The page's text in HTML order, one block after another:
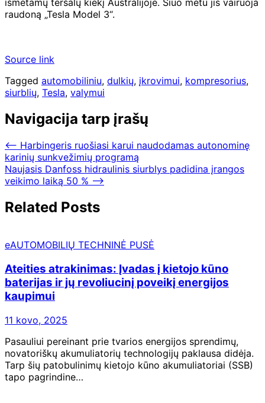
raudoną „Tesla Model 3“.
Source link
Tagged automobiliniu, dulkių, įkrovimui, kompresorius,
siurblių, Tesla, valymui
Navigacija tarp įrašų
⟵ Harbingeris ruošiasi karui naudodamas autonominę
karinių sunkvežimių programą
Naujasis Danfoss hidraulinis siurblys padidina įrangos
veikimo laiką 50 % ⟶
Related Posts
eAUTOMOBILIŲ TECHNINĖ PUSĖ
Ateities atrakinimas: Įvadas į kietojo kūno
baterijas ir jų revoliucinį poveikį energijos
kaupimui
11 kovo, 2025
Pasauliui pereinant prie tvarios energijos sprendimų,
novatoriškų akumuliatorių technologijų paklausa didėja.
Tarp šių patobulinimų kietojo kūno akumuliatoriai (SSB)
tapo pagrindine…